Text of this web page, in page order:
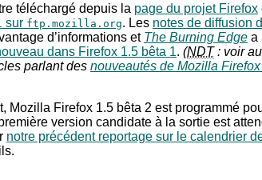
téléchargé depuis la page du projet Firefox
sur ftp.mozilla.org. Les notes de diffusion
d’informations et The Burning Edge a
dans Firefox 1.5 bêta 1. (NDT: voir
parlant des nouveautés de Mozilla
Mozilla Firefox 1.5 bêta 2 est programmé
version candidate à la sortie est
notre précédent reportage sur le calendrier